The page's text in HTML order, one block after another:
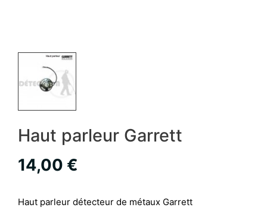
Haut parleur Garrett
14,00 €
Haut parleur détecteur de métaux Garrett